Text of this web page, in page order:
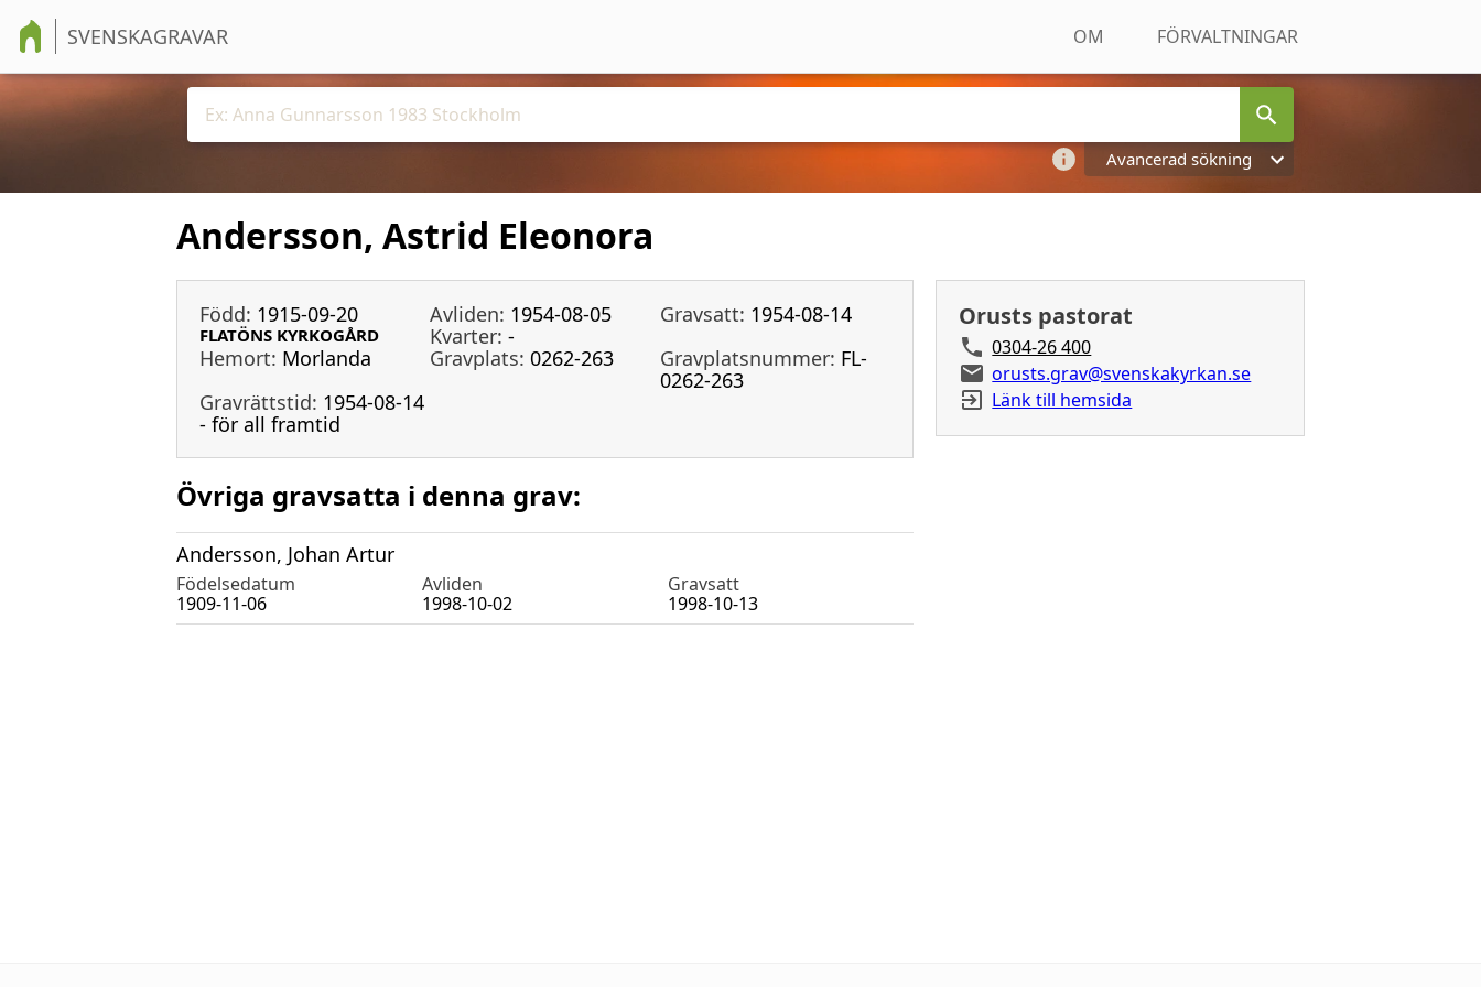
SVENSKAGRAVAR OM FÖRVALTNINGAR
Avancerad sökning
Andersson, Astrid Eleonora
Född: 1915-09-20 Avliden: 1954-08-05 Gravsatt: 1954-08-14
FLATÖNS KYRKOGÅRD Kvarter: -
Hemort: Morlanda Gravplats: 0262-263 Gravplatsnummer: FL-
0262-263
Gravrättstid: 1954-08-14
- för all framtid
Övriga gravsatta i denna grav:
Andersson, Johan Artur
Födelsedatum Avliden
Gravsatt
1909-11-06
1998-10-02 1998-10-13
Orusts pastorat
0304-26 400
orusts.grav@svenskakyrkan.se
Länk till hemsida